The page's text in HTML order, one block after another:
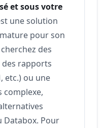
et sous votre
une solution
pour son
des
rapports
etc.) ou une
complexe,
Databox. Pour